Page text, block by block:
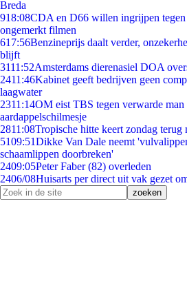
Breda
918:08CDA en D66 willen ingrijpen
ongemerkt filmen
617:56Benzineprijs daalt verder,
blijft
3111:52Amsterdams dierenasiel DOA
2411:46Kabinet geeft bedrijven geen
laagwater
2311:14OM eist TBS tegen verwarde man
aardappelschilmesje
2811:08Tropische hitte keert zondag terug
5109:51Dikke Van Dale neemt
schaamlippen doorbreken'
2409:05Peter Faber (82) overleden
2406/08Huisarts per direct uit vak gezet